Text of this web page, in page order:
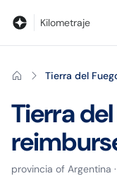
Kilometraje
Tierra del
Tierra
provincia of Argentina